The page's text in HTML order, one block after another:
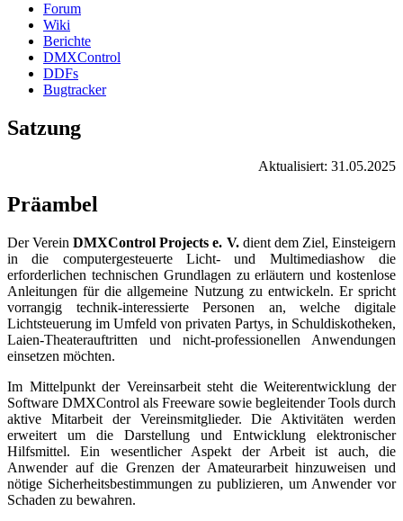
Forum
Wiki
Berichte
DMXControl
DDFs
Bugtracker
Satzung
Aktualisiert: 31.05.2025
Präambel
Der VereinDMXControl Projects e. V.dient dem Ziel, Einsteigern
in die computergesteuerte Licht- und Multimediashow die
erforderlichen technischen Grundlagen zu erläutern und kostenlose
Anleitungen für die allgemeine Nutzung zu entwickeln. Er spricht
vorrangig technik-interessierte Personen an, welche digitale
Lichtsteuerung im Umfeld von privaten Partys, in Schuldiskotheken,
Laien-Theaterauftritten und nicht-professionellen Anwendungen
einsetzen möchten.
Im Mittelpunkt der Vereinsarbeit steht die Weiterentwicklung der
Software DMXControl als Freeware sowie begleitender Tools durch
aktive Mitarbeit der Vereinsmitglieder. Die Aktivitäten werden
erweitert um die Darstellung und Entwicklung elektronischer
Hilfsmittel. Ein wesentlicher Aspekt der Arbeit ist auch, die
Anwender auf die Grenzen der Amateurarbeit hinzuweisen und
nötige Sicherheitsbestimmungen zu publizieren, um Anwender vor
Schaden zu bewahren.